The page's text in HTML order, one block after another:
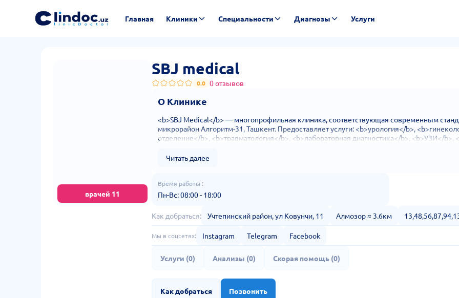
Главная Клиники Специальности Диагнозы Услуги
врачей 11
SBJ medical
0.0 0 отзывов
О Клинике
<b>SBJ Medical</b> — многопрофильная клиника, соответствующая современным
микрорайон Алгоритм-31, Ташкент. Предоставляет услуги: <b>урология</b>,
отделение</b>, <b>травматология</b>, <b>лабораторная диагностика</b>, <b>УЗИ</b>,
Читать далее
Время работы :
Пн-Вс: 08:00 - 18:00
Как добраться: Учтепинский район, ул Ковунчи, 11 Алмозор ≈ 3.6км
Мы в соцсетях: Instagram Telegram Facebook
Услуги (0) Анализы (0) Скорая помощь (0)
Как добраться Позвонить